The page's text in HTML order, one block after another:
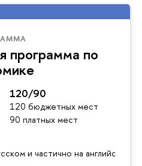
программа по
120/90
120 бюджетных мест
90 платных мест
и частично на английском